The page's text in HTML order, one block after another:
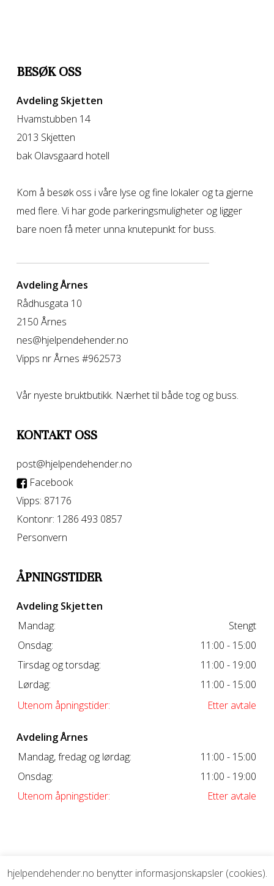
BESØK OSS
Avdeling Skjetten
Hvamstubben 14
2013 Skjetten
bak Olavsgaard hotell
Kom å besøk oss i våre lyse og fine lokaler og ta gjerne
med flere. Vi har gode parkeringsmuligheter og ligger
bare noen få meter unna knutepunkt for buss.
Avdeling Årnes
Rådhusgata 10
2150 Årnes
nes@hjelpendehender.no
Vipps nr Årnes #962573
Vår nyeste bruktbutikk. Nærhet til både tog og buss.
KONTAKT OSS
post@hjelpendehender.no
Facebook
Vipps: 87176
Kontonr: 1286 493 0857
Personvern
ÅPNINGSTIDER
Avdeling Skjetten
Mandag:
Stengt
Onsdag:
11:00 - 15:00
Tirsdag og torsdag:
11:00 - 19:00
Lørdag:
11:00 - 15:00
Utenom åpningstider:
Etter avtale
Avdeling Årnes
Mandag, fredag og lørdag:
11:00 - 15:00
Onsdag:
11:00 - 19:00
Utenom åpningstider:
Etter avtale
hjelpendehender.no benytter informasjonskapsler (cookies).